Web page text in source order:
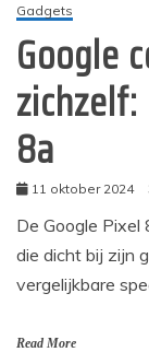
Gadgets
Google
8a
11 oktober 2024
De Google Pixel
die dicht bij zijn
vergelijkbare
Read More